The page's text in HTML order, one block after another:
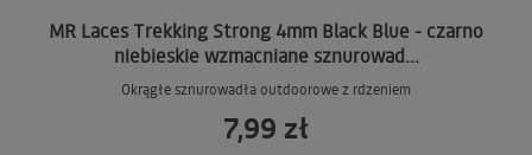
MR Laces Trekking Strong 4mm Black Blue - czarno
niebieskie wzmacniane sznurowad...
Okrągłe sznurowadła outdoorowe z rdzeniem
7,99 zł